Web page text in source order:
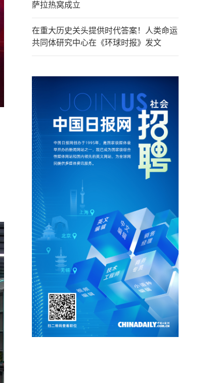
萨拉热窝成立
在重大历史关头提供时代答案！人类命运
共同体研究中心在《环球时报》发文